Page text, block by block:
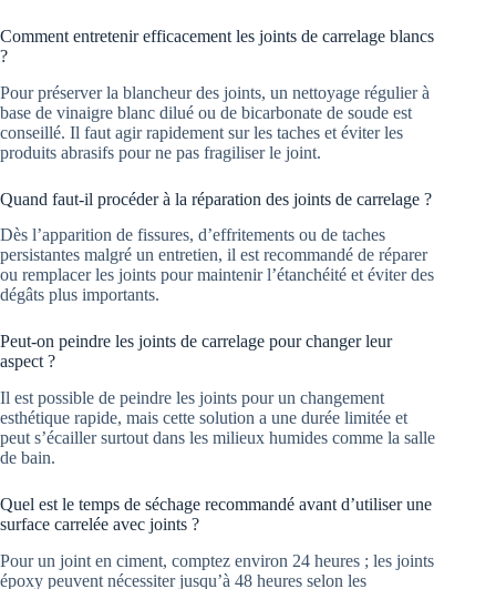
Comment entretenir efficacement les joints de carrelage blancs
?
Pour préserver la blancheur des joints, un nettoyage régulier à
base de vinaigre blanc dilué ou de bicarbonate de soude est
conseillé. Il faut agir rapidement sur les taches et éviter les
produits abrasifs pour ne pas fragiliser le joint.
Quand faut-il procéder à la réparation des joints de carrelage ?
Dès l’apparition de fissures, d’effritements ou de taches
persistantes malgré un entretien, il est recommandé de réparer
ou remplacer les joints pour maintenir l’étanchéité et éviter des
dégâts plus importants.
Peut-on peindre les joints de carrelage pour changer leur
aspect ?
Il est possible de peindre les joints pour un changement
esthétique rapide, mais cette solution a une durée limitée et
peut s’écailler surtout dans les milieux humides comme la salle
de bain.
Quel est le temps de séchage recommandé avant d’utiliser une
surface carrelée avec joints ?
Pour un joint en ciment, comptez environ 24 heures ; les joints
époxy peuvent nécessiter jusqu’à 48 heures selon les